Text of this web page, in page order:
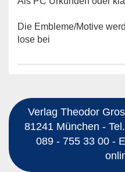
Die Embleme/Motive
lose bei
Verlag Theodor
81241 München -
089 - 755 33 00 -